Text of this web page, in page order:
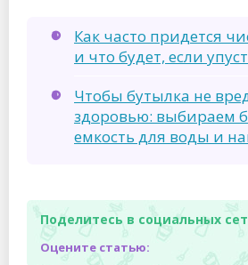
Как часто придется
и что будет, если
Чтобы бутылка не
здоровью: выбираем
емкость для воды и
Поделитесь в социальных
Оцените статью: